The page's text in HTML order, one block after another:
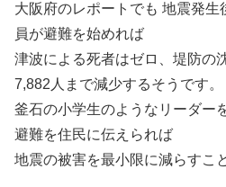
大阪府のレポートでも 地震発
員が避難を始めれば
津波による死者はゼロ、堤防の
7,882人まで減少するそうです。
釜石の小学生のようなリーダー
避難を住民に伝えられば
地震の被害を最小限に減らすこ